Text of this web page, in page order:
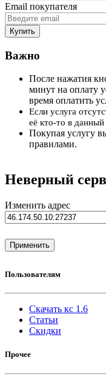
Email покупателя
Важно
После нажатия
минут на оплату
время оплатить
Если услуга
её кто-то в
Покупая услугу
правилами.
Неверный
Изменить адрес
Пользователям
Скачать кс 1.6
Статьи
Скидки
Прочее